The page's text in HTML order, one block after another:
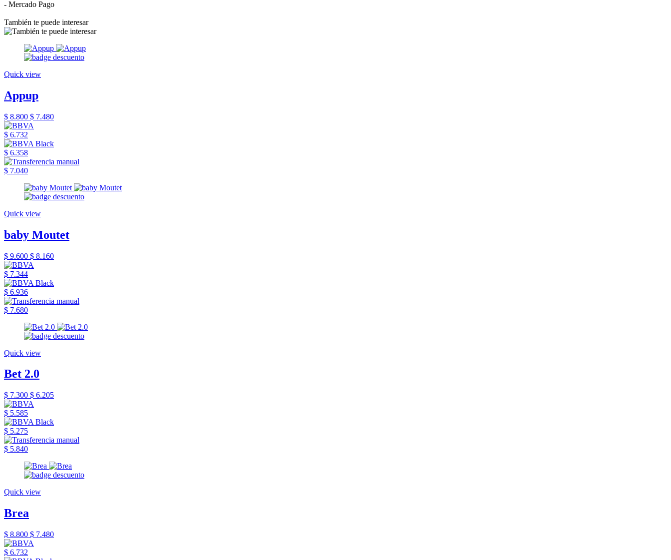
- Mercado Pago
También te puede interesar
Quick view
Appup
$ 8.800 $ 7.480
$ 6.732
$ 6.358
$ 7.040
Quick view
baby Moutet
$ 9.600 $ 8.160
$ 7.344
$ 6.936
$ 7.680
Quick view
Bet 2.0
$ 7.300 $ 6.205
$ 5.585
$ 5.275
$ 5.840
Quick view
Brea
$ 8.800 $ 7.480
$ 6.732